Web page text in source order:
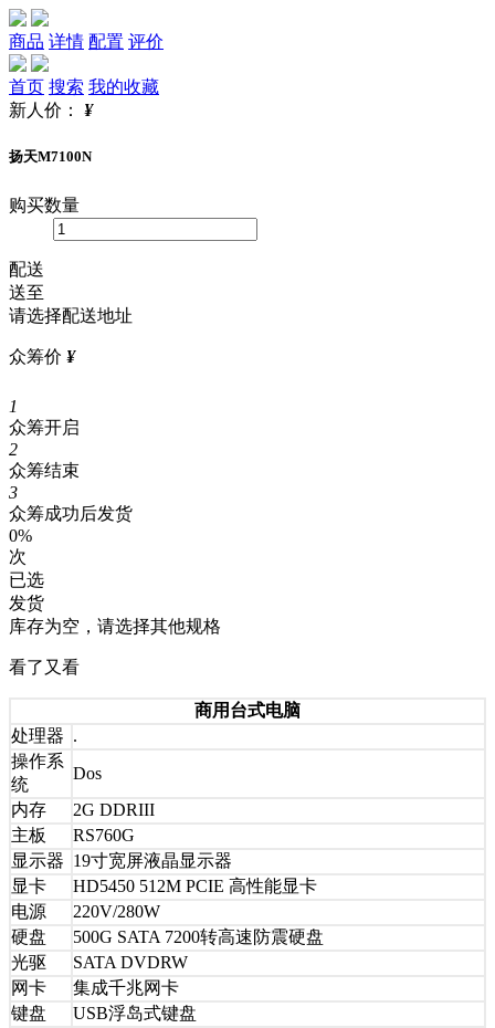
商品 详情 配置 评价
首页 搜索 我的收藏
新人价：
¥
扬天M7100N
购买数量
配送
送至
请选择配送地址
众筹价 ¥
1
众筹开启
2
众筹结束
3
众筹成功后发货
0%
次
已选
发货
库存为空，请选择其他规格
看了又看
商用台式电脑
处理器 .
操作系
统
Dos
内存
2G DDRIII
主板
RS760G
显示器 19寸宽屏液晶显示器
显卡
HD5450 512M PCIE 高性能显卡
电源
220V/280W
硬盘
500G SATA 7200转高速防震硬盘
光驱
SATA DVDRW
网卡
集成千兆网卡
键盘
USB浮岛式键盘